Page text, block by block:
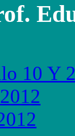
10 Y